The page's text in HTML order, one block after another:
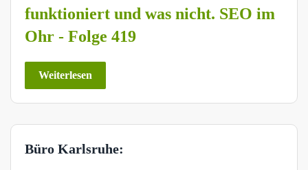
funktioniert und was nicht. SEO im
Ohr - Folge 419
Weiterlesen
Büro Karlsruhe: